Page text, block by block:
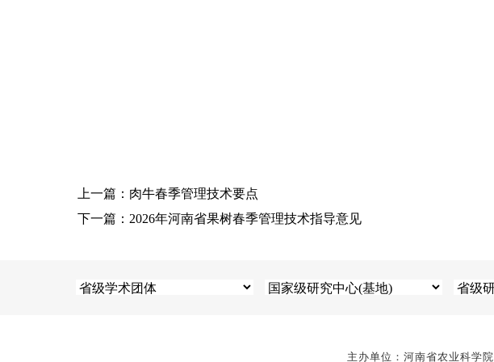
上一篇：肉牛春季管理技术要点
下一篇：2026年河南省果树春季管理技术指导意见
主办单位：河南省农业科学院